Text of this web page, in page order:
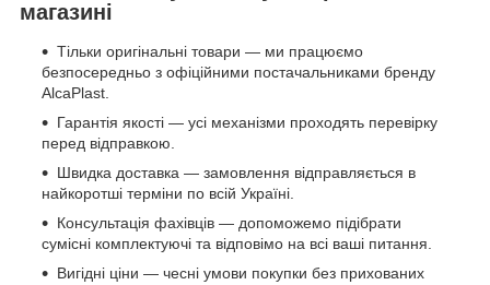
магазині
Тільки оригінальні товари — ми працюємо
безпосередньо з офіційними постачальниками бренду
AlcaPlast.
Гарантія якості — усі механізми проходять перевірку
перед відправкою.
Швидка доставка — замовлення відправляється в
найкоротші терміни по всій Україні.
Консультація фахівців — допоможемо підібрати
сумісні комплектуючі та відповімо на всі ваші питання.
Вигідні ціни — чесні умови покупки без прихованих